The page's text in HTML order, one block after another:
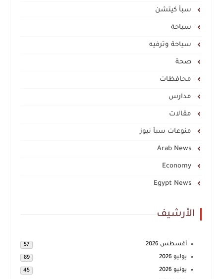
سبأ كيتشن
سياحة
سياحة وترفيه
صحة
محافظات
مدارس
مقالات
منوعات سبأ نيوز
Arab News
Economy
Egypt News
الأرشيف
أغسطس 2026 57
يوليو 2026 89
يونيو 2026 45